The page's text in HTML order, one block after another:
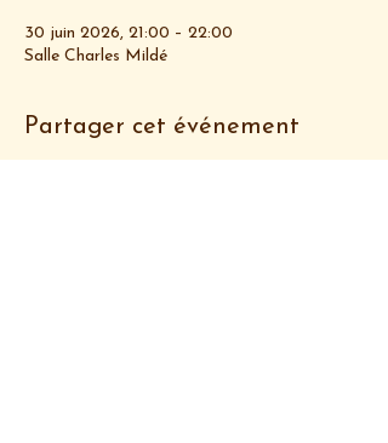
30 juin 2026, 21:00 – 22:00
Salle Charles Mildé
Partager cet événement